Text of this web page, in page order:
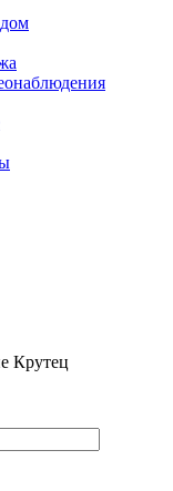
Крутец